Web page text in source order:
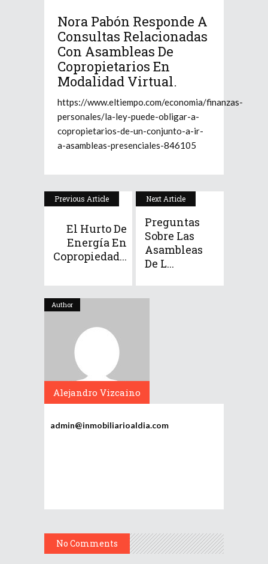
Nora Pabón Responde A
Consultas Relacionadas
Con Asambleas De
Copropietarios En
Modalidad Virtual.
https://www.eltiempo.com/economia/finanzas-
personales/la-ley-puede-obligar-a-
copropietarios-de-un-conjunto-a-ir-
a-asambleas-presenciales-846105
Previous Article
El Hurto De
Energía En
Copropiedad...
Next Article
Preguntas
Sobre Las
Asambleas
De L...
Author
Alejandro Vizcaino
admin@inmobiliarioaldia.com
No Comments